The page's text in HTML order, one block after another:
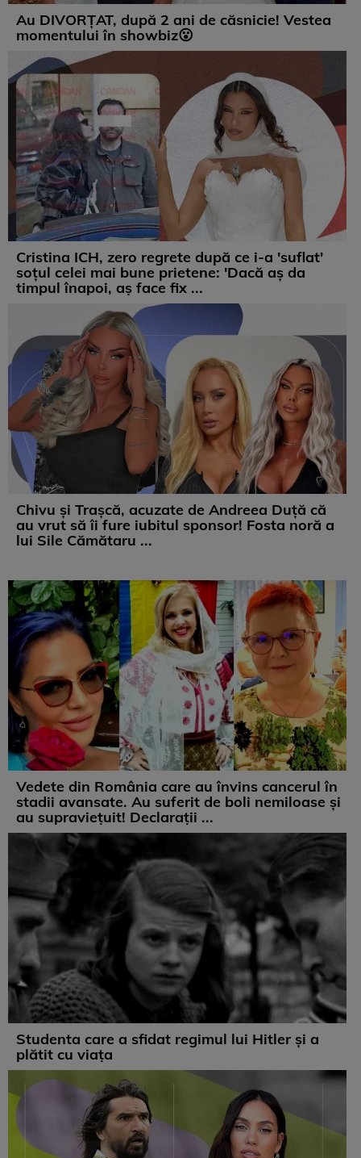
Au DIVORȚAT, după 2 ani de căsnicie! Vestea
momentului în showbiz😮
Cristina ICH, zero regrete după ce i-a 'suflat'
soțul celei mai bune prietene: 'Dacă aș da
timpul înapoi, aș face fix ...
Chivu și Trașcă, acuzate de Andreea Duță că
au vrut să îi fure iubitul sponsor! Fosta noră a
lui Sile Cămătaru ...
Vedete din România care au învins cancerul în
stadii avansate. Au suferit de boli nemiloase şi
au supravieţuit! Declarații ...
Studenta care a sfidat regimul lui Hitler și a
plătit cu viața